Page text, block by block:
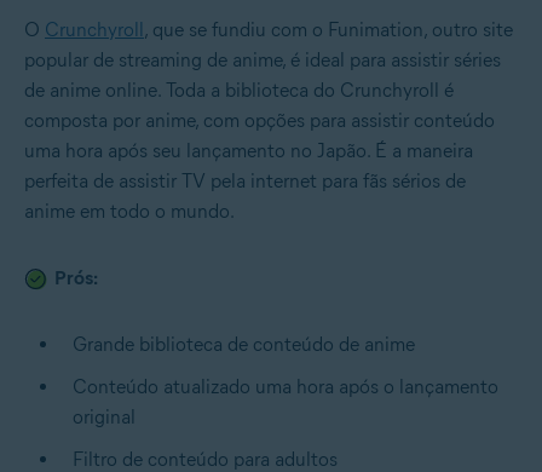
O Crunchyroll , que se fundiu com o Funimation, outro site
popular de streaming de anime, é ideal para assistir séries
de anime online. Toda a biblioteca do Crunchyroll é
composta por anime, com opções para assistir conteúdo
uma hora após seu lançamento no Japão. É a maneira
perfeita de assistir TV pela internet para fãs sérios de
anime em todo o mundo.
Prós:
Grande biblioteca de conteúdo de anime
Conteúdo atualizado uma hora após o lançamento
original
Filtro de conteúdo para adultos